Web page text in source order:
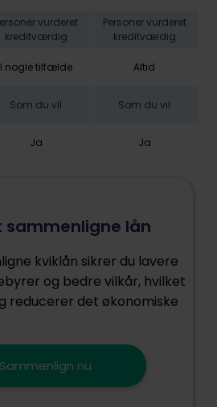
vurderet
kreditværdig
Personer vurderet
kreditværdig
I nogle tilfælde Altid
Som du vil Som du vil
Ja Ja
sammenligne lån
kviklån sikrer du lavere
og bedre vilkår, hvilket
reducerer det økonomiske
Sammenlign nu